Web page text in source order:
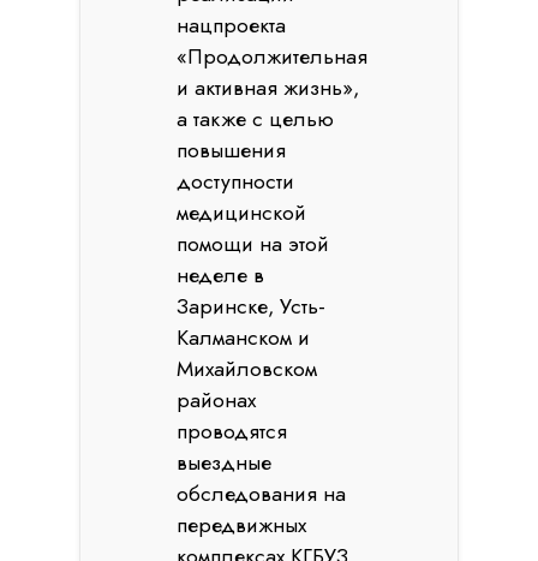
нацпроекта
«Продолжительная
и активная жизнь»,
а также c целью
повышения
доступности
медицинской
помощи на этой
неделе в
Заринске, Усть-
Калманском и
Михайловском
районах
проводятся
выездные
обследования на
передвижных